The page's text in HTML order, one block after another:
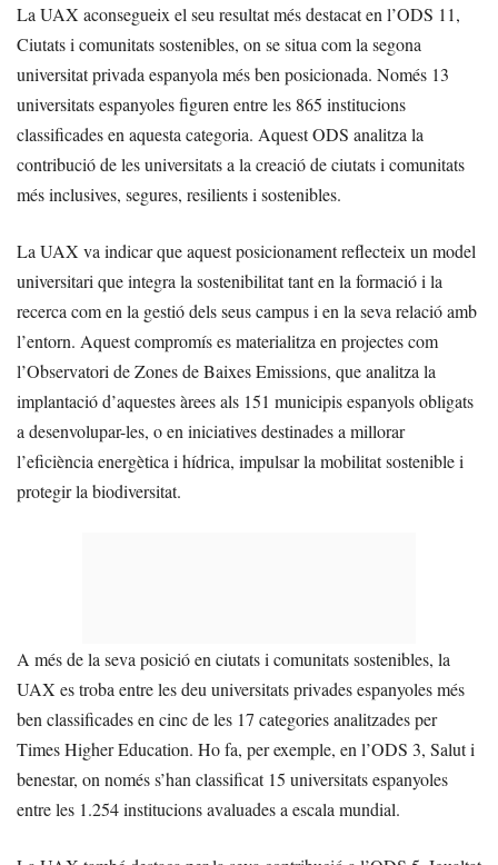
La UAX aconsegueix el seu resultat més destacat en l’ODS 11,
Ciutats i comunitats sostenibles, on se situa com la segona
universitat privada espanyola més ben posicionada. Només 13
universitats espanyoles figuren entre les 865 institucions
classificades en aquesta categoria. Aquest ODS analitza la
contribució de les universitats a la creació de ciutats i comunitats
més inclusives, segures, resilients i sostenibles.
La UAX va indicar que aquest posicionament reflecteix un model
universitari que integra la sostenibilitat tant en la formació i la
recerca com en la gestió dels seus campus i en la seva relació amb
l’entorn. Aquest compromís es materialitza en projectes com
l’Observatori de Zones de Baixes Emissions, que analitza la
implantació d’aquestes àrees als 151 municipis espanyols obligats
a desenvolupar-les, o en iniciatives destinades a millorar
l’eficiència energètica i hídrica, impulsar la mobilitat sostenible i
protegir la biodiversitat.
A més de la seva posició en ciutats i comunitats sostenibles, la
UAX es troba entre les deu universitats privades espanyoles més
ben classificades en cinc de les 17 categories analitzades per
Times Higher Education. Ho fa, per exemple, en l’ODS 3, Salut i
benestar, on només s’han classificat 15 universitats espanyoles
entre les 1.254 institucions avaluades a escala mundial.